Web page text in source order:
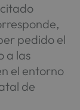
pedido el
a las
el entorno
de